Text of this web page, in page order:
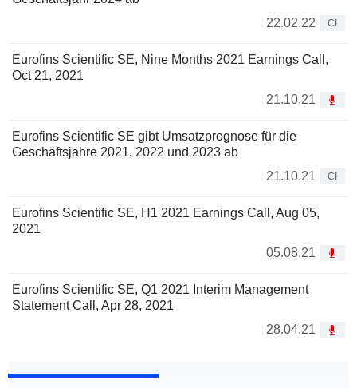
22.02.22
CI
Eurofins Scientific SE, Nine Months 2021 Earnings Call,
Oct 21, 2021
21.10.21
Eurofins Scientific SE gibt Umsatzprognose für die
Geschäftsjahre 2021, 2022 und 2023 ab
21.10.21
CI
Eurofins Scientific SE, H1 2021 Earnings Call, Aug 05,
2021
05.08.21
Eurofins Scientific SE, Q1 2021 Interim Management
Statement Call, Apr 28, 2021
28.04.21